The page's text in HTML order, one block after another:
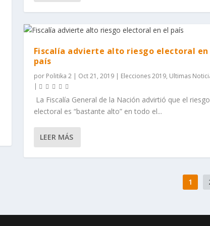
Fiscalía advierte alto riesgo electoral en
país
por Politika 2| Oct 21, 2019| Elecciones 2019, Ultimas
|
La Fiscalía General de la Nación advirtió que el riesgo
electoral es “bastante alto” en todo el...
LEER MÁS
1